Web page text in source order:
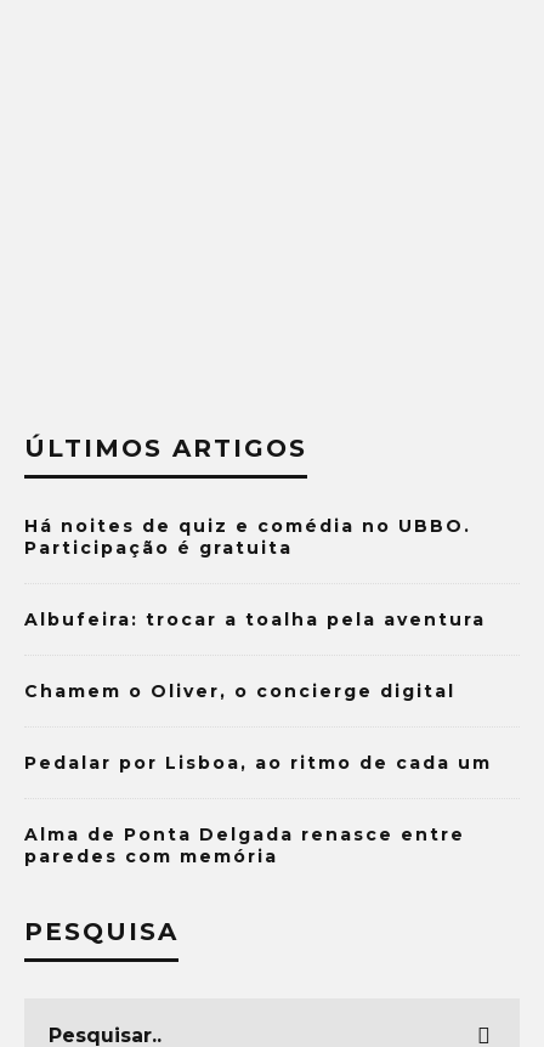
ÚLTIMOS ARTIGOS
Há noites de quiz e comédia no UBBO.
Participação é gratuita
Albufeira: trocar a toalha pela aventura
Chamem o Oliver, o concierge digital
Pedalar por Lisboa, ao ritmo de cada um
Alma de Ponta Delgada renasce entre
paredes com memória
PESQUISA